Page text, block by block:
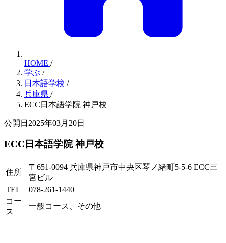
HOME /
学ぶ /
日本語学校 /
兵庫県 /
ECC日本語学院 神戸校
公開日2025年03月20日
ECC日本語学院 神戸校
住所
〒651-0094 兵庫県神戸市中央区琴ノ緒町5-5-6 ECC三
宮ビル
TEL
078-261-1440
コー
ス
一般コース、その他